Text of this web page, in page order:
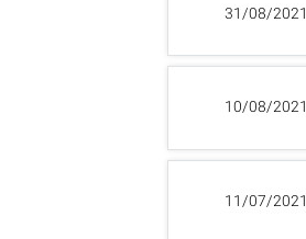
31/08/2021
10/08/2021
11/07/2021